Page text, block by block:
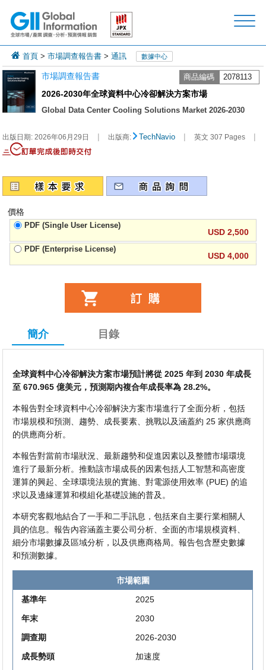
首頁 >市場調查報告書 >通訊 數據中心
市場調查報告書 商品編碼 2078113
2026-2030年全球資料中心冷卻解決方案市場
Global Data Center Cooling Solutions Market 2026-2030
出版日期:2026年06月29日 | 出版商: TechNavio | 英文 307 Pages |
價格
PDF (Single User License)
USD 2,500
PDF (Enterprise License)
USD 4,000
簡介 目錄
全球資料中心冷卻解決方案市場預計將從 2025 年到 2030 年成長
至 670.965 億美元，預測期內複合年成長率為 28.2%。
本報告對全球資料中心冷卻解決方案市場進行了全面分析，包括
市場規模和預測、趨勢、成長要素、挑戰以及涵蓋約 25 家供應商
的供應商分析。
本報告對當前市場狀況、最新趨勢和促進因素以及整體市場環境
進行了最新分析。推動該市場成長的因素包括人工智慧和高密度
運算的興起、全球環境法規的實施、對電源使用效率 (PUE) 的追
求以及邊緣運算和模組化基礎設施的普及。
本研究客觀地結合了一手和二手訊息，包括來自主要行業相關人
員的信息。報告內容涵蓋主要公司分析、全面的市場規模資料、
細分市場數據及區域分析，以及供應商格局。報告包含歷史數據
和預測數據。
市場範圍
基準年
2025
年末
2030
調查期
2026-2030
成長勢頭
加速度